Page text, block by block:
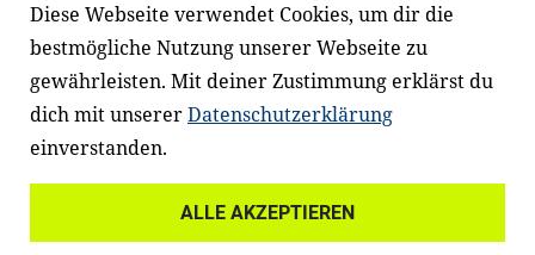
Fachexpert*innen. Dafür arbeiten wir eng
mit Ministerien, wissenschaftlichen
Einrichtungen, Verbänden, Unternehmen
und anderen Stiftungen zusammen.
Diese Webseite verwendet Cookies, um dir die
bestmögliche Nutzung unserer Webseite zu
gewährleisten. Mit deiner Zustimmung erklärst du
dich mit unsererDatenschutzerklärung
einverstanden.
ALLE AKZEPTIEREN